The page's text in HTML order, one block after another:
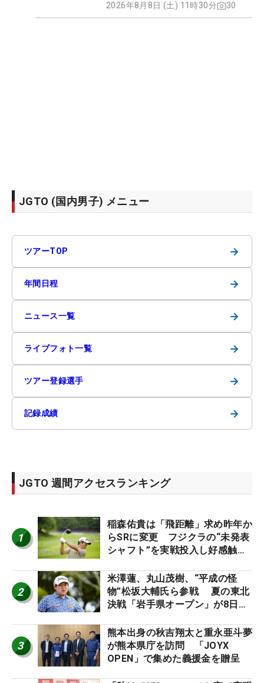
2026年8月8日 (土) 11時30分 30
JGTO (国内男子) メニュー
ツアーTOP →
年間日程 →
ニュース一覧 →
ライブフォト一覧 →
ツアー登録選手 →
記録成績 →
JGTO 週間アクセスランキング
1
稲森佑貴は「飛距離」求め昨年か
らSRに変更 フジクラの“未発表
シャフト”を実戦投入し好感触
ーのヒトネタ！】
2
米澤蓮、丸山茂樹、“平成の怪
物”松坂大輔氏ら参戦 夏の東北
決戦「岩手県オープン」が8日開
3
熊本出身の秋吉翔太と重永亜斗夢
が熊本県庁を訪問 「JOYX
OPEN」で集めた義援金を贈呈